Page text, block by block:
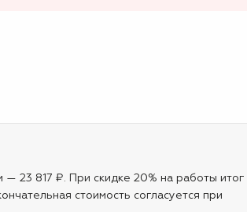
— 23 817 ₽. При скидке 20% на работы итог
стоимость согласуется при